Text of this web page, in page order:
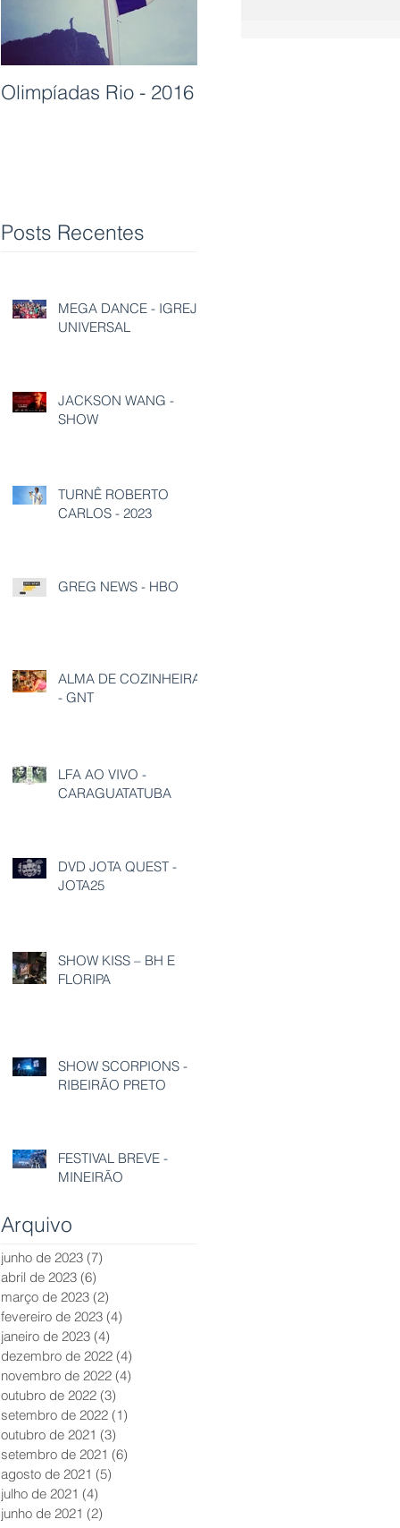
Olimpíadas Rio - 2016
Posts Recentes
MEGA DANCE - IGREJA
UNIVERSAL
JACKSON WANG -
SHOW
TURNÊ ROBERTO
CARLOS - 2023
GREG NEWS - HBO
ALMA DE COZINHEIRA
- GNT
LFA AO VIVO -
CARAGUATATUBA
DVD JOTA QUEST -
JOTA25
SHOW KISS – BH E
FLORIPA
SHOW SCORPIONS -
RIBEIRÃO PRETO
FESTIVAL BREVE -
MINEIRÃO
Arquivo
junho de 2023 (7)
abril de 2023 (6)
março de 2023 (2)
fevereiro de 2023 (4)
janeiro de 2023 (4)
dezembro de 2022 (4)
novembro de 2022 (4)
outubro de 2022 (3)
setembro de 2022 (1)
outubro de 2021 (3)
setembro de 2021 (6)
agosto de 2021 (5)
julho de 2021 (4)
junho de 2021 (2)